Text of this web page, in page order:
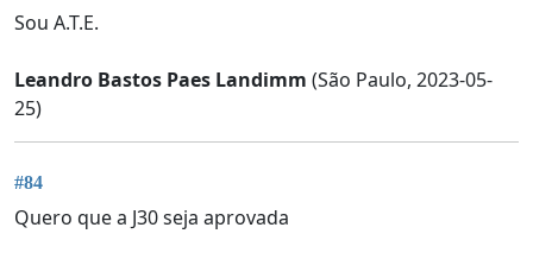
Sou A.T.E.
Leandro Bastos Paes Landimm (São Paulo, 2023-05-
25)
#84
Quero que a J30 seja aprovada